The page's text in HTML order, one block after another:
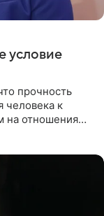
условие
прочность
человека к
на отношения